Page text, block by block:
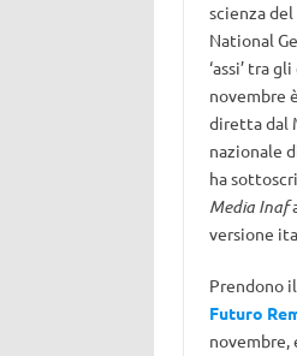
scienza
National
‘assi’ tra
novembre
diretta dal
nazionale
ha
Media Inaf
versione
Prendono
Futuro
novembre,